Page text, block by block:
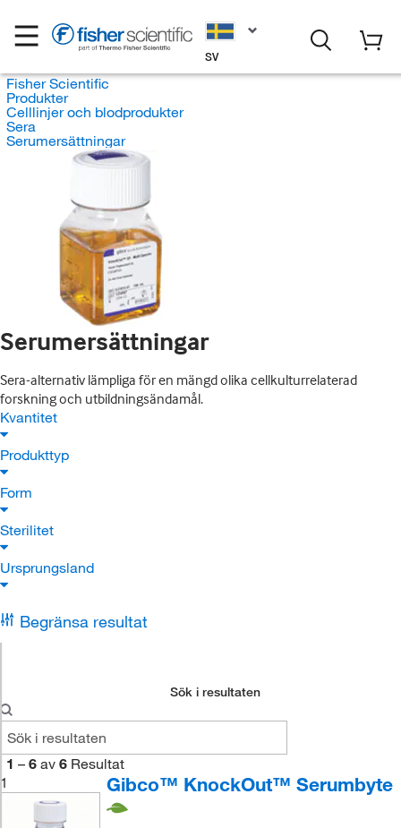
SV
Fisher Scientific
Produkter
Celllinjer och blodprodukter
Sera
Serumersättningar
Serumersättningar
Sera-alternativ lämpliga för en mängd olika cellkulturrelaterad
forskning och utbildningsändamål.
Kvantitet
Produkttyp
Form
Sterilitet
Ursprungsland
Begränsa resultat
Sök i resultaten
1 – 6 av 6 Resultat
1
Gibco™ KnockOut™ Serumbyte